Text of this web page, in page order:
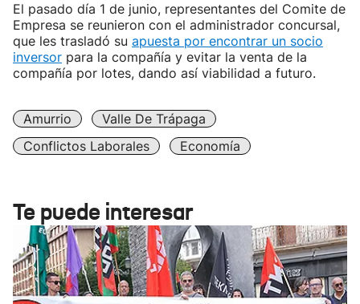
El pasado día 1 de junio, representantes del Comite de
Empresa se reunieron con el administrador concursal,
que les trasladó su apuesta por encontrar un socio
inversor para la compañía y evitar la venta de la
compañía por lotes, dando así viabilidad a futuro.
Amurrio
Valle De Trápaga
Conflictos Laborales
Economía
Te puede interesar